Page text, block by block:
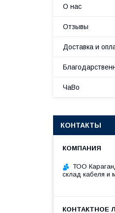
О нас
Отзывы
Доставка и
ЧаВо
КОНТАКТЫ
ТОО
склад кабеля и